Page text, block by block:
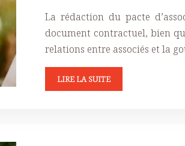
La rédaction du pacte
document contractuel, bien
relations entre associés et la
LIRE LA SUITE